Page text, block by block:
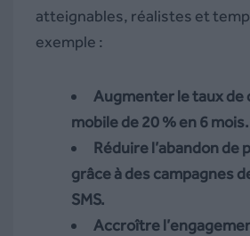
atteignables, réalistes et
exemple :
Augmenter le taux de
mobile de 20 % en 6 mois.
Réduire l’abandon de
grâce à des campagnes
SMS.
Accroître